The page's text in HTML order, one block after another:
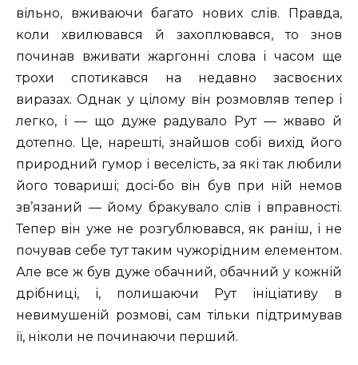
вільно, вживаючи багато нових слів. Правда,
коли хвилювався й захоплювався, то знов
починав вживати жаргонні слова і часом ще
трохи спотикався на недавно засвоєних
виразах. Однак у цілому він розмовляв тепер і
легко, і — що дуже радувало Рут — жваво й
дотепно. Це, нарешті, знайшов собі вихід його
природний гумор і веселість, за які так любили
його товариші; досі-бо він був при ній немов
зв’язаний — йому бракувало слів і вправності.
Тепер він уже не розгублювався, як раніш, і не
почував себе тут таким чужорідним елементом.
Але все ж був дуже обачний, обачний у кожній
дрібниці, і, полишаючи Рут ініціативу в
невимушеній розмові, сам тільки підтримував
її, ніколи не починаючи перший.